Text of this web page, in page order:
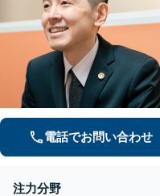
電話でお問い合わせ
注力分野